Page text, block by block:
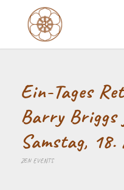
Ein-Tages
Barry Briggs
Samstag,
ZEN EVENTS